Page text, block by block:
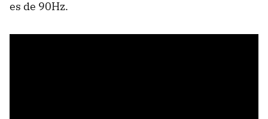
es de 90Hz.